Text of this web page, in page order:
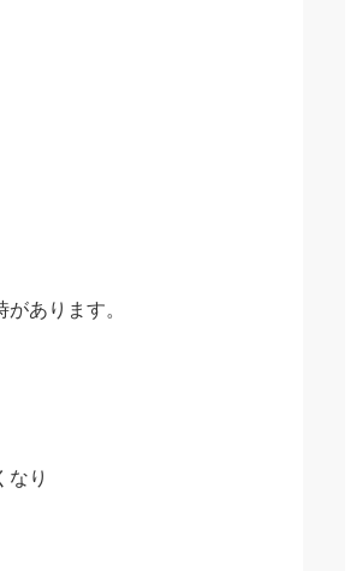
あります。
なり